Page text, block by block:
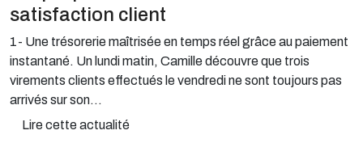
1- Une trésorerie maîtrisée en temps réel grâce au paiement
instantané. Un lundi matin, Camille découvre que trois
virements clients effectués le vendredi ne sont toujours pas
arrivés sur son...
Lire cette actualité